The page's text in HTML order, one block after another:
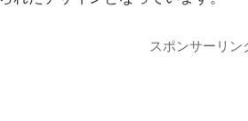
スポンサーリン